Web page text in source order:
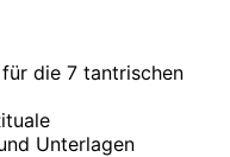
die 7 tantrischen
Unterlagen